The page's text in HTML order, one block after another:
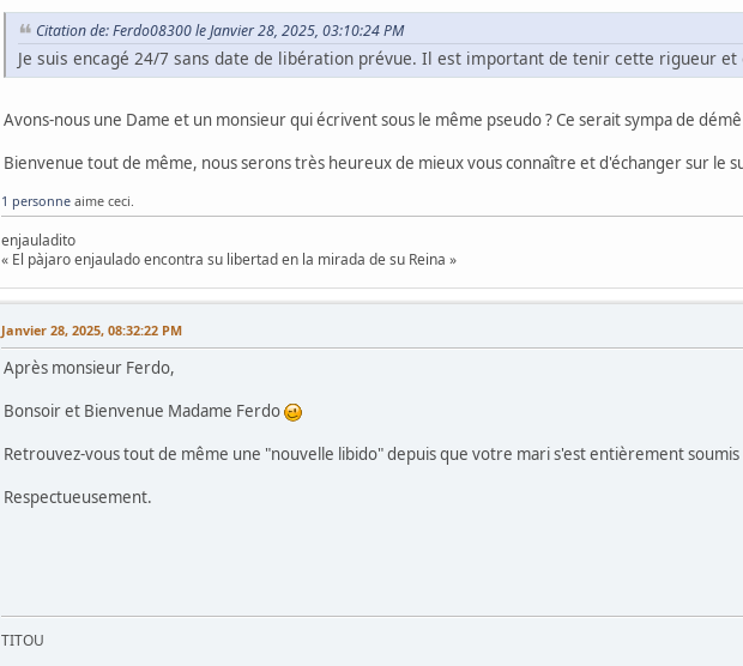
Citation de: Ferdo08300 le Janvier 28, 2025, 03:10:24 PM
Je suis encagé 24/7 sans date de libération prévue. Il est important de tenir cette rigueur et
Avons-nous une Dame et un monsieur qui écrivent sous le même pseudo ? Ce serait sympa de
Bienvenue tout de même, nous serons très heureux de mieux vous connaître et d'échanger sur le
1 personne aime ceci.
enjauladito
« El pàjaro enjaulado encontra su libertad en la mirada de su Reina »
Janvier 28, 2025, 08:32:22 PM
Après monsieur Ferdo,
Bonsoir et Bienvenue Madame Ferdo
Retrouvez-vous tout de même une "nouvelle libido" depuis que votre mari s'est entièrement
Respectueusement.
TITOU